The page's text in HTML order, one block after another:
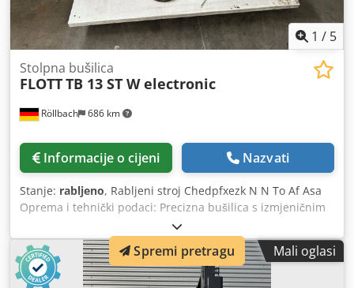
1 / 5
Röllbach 686 km
Stolpna bušilica
FLOTTTB 13 ST W electronic
Informacije o cijeni Nazvati
Stanje: rabljeno, Rabljeni stroj Chedpfxezk N N To Af Asa
Oprema i tehnički podaci: Precizna bušilica s izmjeničnim
naponom Besprijekorna elektronička regulacija broja
okretaja od 400 do 4500 okr/min Kapacitet bušenja u čeliku
i sivom ljevu: 13/15 mm Dubina bušenja: 60 mm Pokazivač
dubine bušenja s mm skalom zahvaljujući brzo podesivom
Mali oglasi
Spremi pretragu